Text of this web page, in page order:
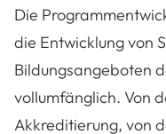
Die
die Entwicklung von
Bildungsangeboten
vollumfänglich. Von
Akkreditierung, von